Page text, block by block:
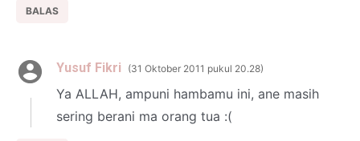
BALAS
Yusuf Fikri 31 Oktober 2011 pukul 20.28
Ya ALLAH, ampuni hambamu ini, ane masih
sering berani ma orang tua :(